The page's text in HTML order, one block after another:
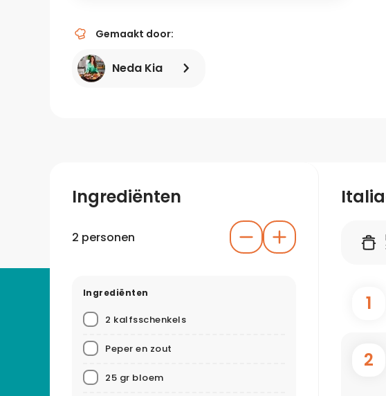
Gemaakt door:
Neda Kia
Ingrediënten
2 personen
Ingrediënten
2 kalfsschenkels
Peper en zout
25 gr bloem
1
2